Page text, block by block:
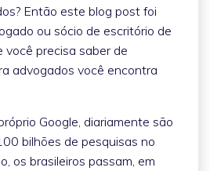
Então este blog post foi
ou sócio de escritório de
você precisa saber de
advogados você encontra
Google, diariamente são
bilhões de pesquisas no
os brasileiros passam, em